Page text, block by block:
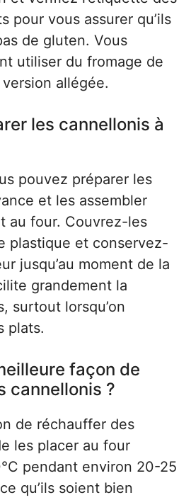
pour vous assurer qu’ils
de gluten. Vous
utiliser du fromage de
allégée.
les cannellonis à
pouvez préparer les
et les assembler
au four. Couvrez-les
plastique et conservez-
jusqu’au moment de la
grandement la
surtout lorsqu’on
plats.
façon de
cannellonis ?
de réchauffer des
les placer au four
pendant environ 20-25
qu’ils soient bien